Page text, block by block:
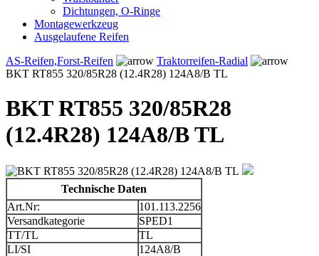
Dichtungen, O-Ringe
Montagewerkzeug
Ausgelaufene Reifen
AS-Reifen,Forst-Reifen
Traktorreifen-Radial
BKT RT855 320/85R28 (12.4R28) 124A8/B TL
BKT RT855 320/85R28
(12.4R28) 124A8/B TL
Technische Daten
Art.Nr:
101.113.2256
Versandkategorie
SPED1
TT/TL
TL
LI/SI
124A8/B